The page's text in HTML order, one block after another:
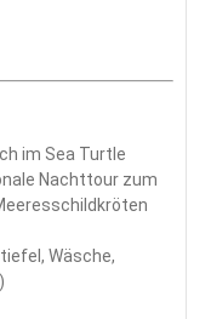
im Sea Turtle
Nachttour zum
Wäsche,